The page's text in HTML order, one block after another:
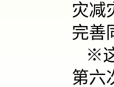
灾减
完善
※
第六